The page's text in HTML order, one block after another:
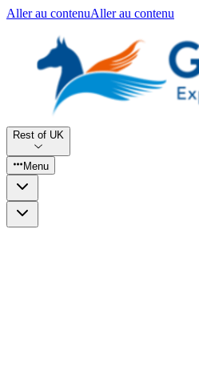
Aller au contenuAller au contenu
Rest of UK
Menu